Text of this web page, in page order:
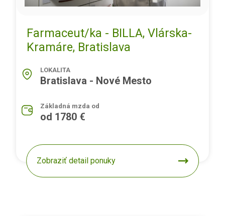
Farmaceut/ka - BILLA, Vlárska-
Kramáre, Bratislava
LOKALITA
Bratislava - Nové Mesto
Základná mzda od
od 1780 €
Zobraziť detail ponuky